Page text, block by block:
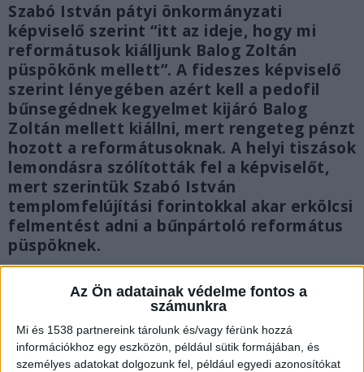
Az Ön adatainak védelme fontos a
számunkra
Mi és 1538 partnereink tárolunk és/vagy férünk hozzá
információkhoz egy eszközön, például sütik formájában, és
személyes adatokat dolgozunk fel, például egyedi azonosítókat
Szabó István pátyi önkormányzati
képviselő szerint “itt az ideje, hogy mi
reformátusok kiálljunk Balog Zoltán
püspökönk mellett”. A fideszes képviselő
szerint lényegében azért kell a pedofil
bűnsegédnek kegyelmet kijáró Balog
Zoltán mellett kiállni, mert rengeteg pénzt
hozott a reformátusoknak. A helyi tiszások
lemondásra szólították fel a képviselőt,
mert szerintük Szabó István
templomfelújítási forintokkal akar erkölcsi
felmentést adni a bűnpártoló református
püspöknek.